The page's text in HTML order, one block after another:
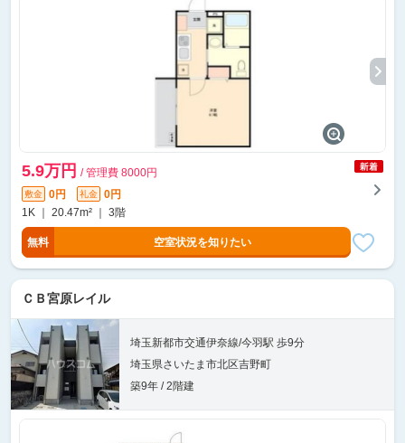
5.9万円 / 管理費 8000円
敷金 0円 礼金
0円
1K ｜ 20.47m² ｜ 3階
無料 空室状況を知りたい
ＣＢ宮原レイル
埼玉新都市交通伊奈線/今羽駅 歩9分
埼玉県さいたま市北区吉野町
築9年 / 2階建